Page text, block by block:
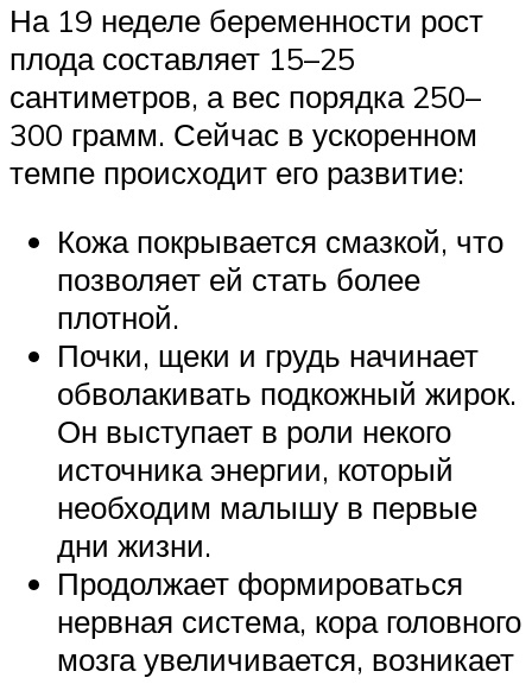
На 19 неделе беременности рост
плода составляет 15–25
сантиметров, а вес порядка 250–
300 грамм. Сейчас в ускоренном
темпе происходит его развитие:
Кожа покрывается смазкой, что
позволяет ей стать более
плотной.
Почки, щеки и грудь начинает
обволакивать подкожный жирок.
Он выступает в роли некого
источника энергии, который
необходим малышу в первые
дни жизни.
Продолжает формироваться
нервная система, кора головного
мозга увеличивается, возникает